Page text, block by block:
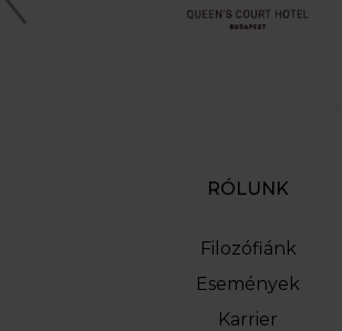
RÓLUNK
Filozófiánk
Események
Karrier